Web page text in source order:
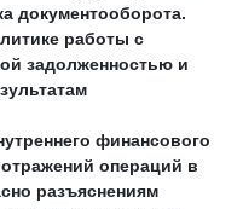
документооборота.
работы с
задолженностью и
финансового
операций в
разъяснениям